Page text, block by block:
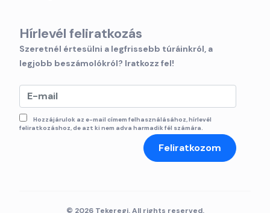
Hírlevél feliratkozás
Szeretnél értesülni a legfrissebb túráinkról, a
legjobb beszámolókról? Iratkozz fel!
Hozzájárulok az e-mail címem felhasználásához, hírlevél
feliratkozáshoz, de azt ki nem adva harmadik fél számára.
Feliratkozom
© 2026 Tekeregj. All rights reserved.